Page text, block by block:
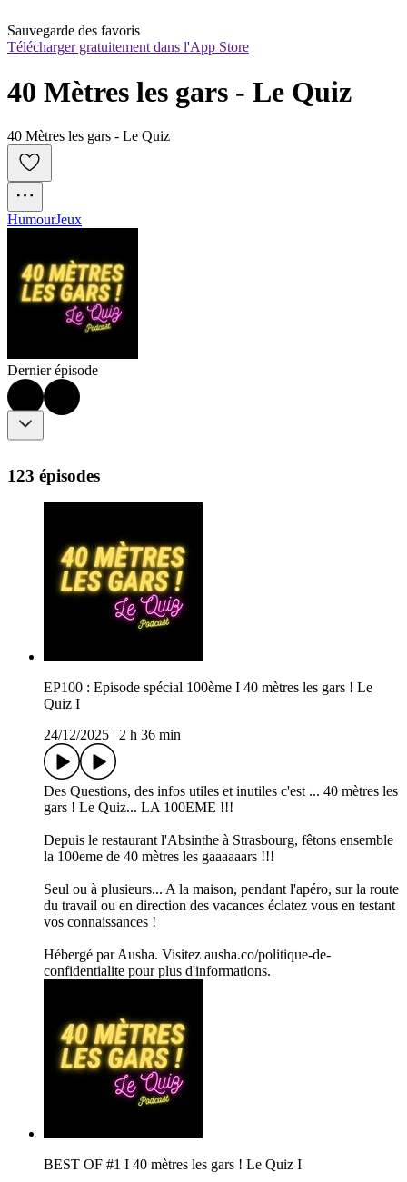
Sauvegarde des favoris
Télécharger gratuitement dans l'App Store
40 Mètres les gars - Le Quiz
40 Mètres les gars - Le Quiz
HumourJeux
Dernier épisode
123 épisodes
EP100 : Episode spécial 100ème I 40 mètres les gars ! Le
Quiz I
24/12/2025
2 h 36 min
Des Questions, des infos utiles et inutiles c'est ... 40 mètres les
gars ! Le Quiz... LA 100EME !!!
Depuis le restaurant l'Absinthe à Strasbourg, fêtons ensemble
la 100eme de 40 mètres les gaaaaaars !!!
Seul ou à plusieurs... A la maison, pendant l'apéro, sur la route
du travail ou en direction des vacances éclatez vous en testant
vos connaissances !
Hébergé par Ausha. Visitez ausha.co/politique-de-
confidentialite pour plus d'informations.
BEST OF #1 I 40 mètres les gars ! Le Quiz I